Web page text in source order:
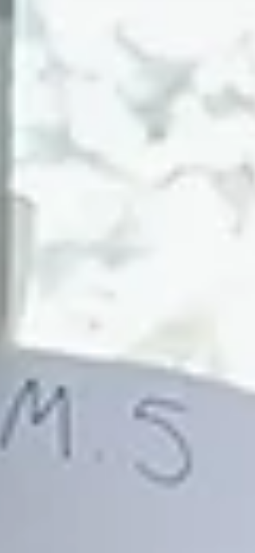
multilatérale au service des villes
secondaires d'Asie du Sud-Est.